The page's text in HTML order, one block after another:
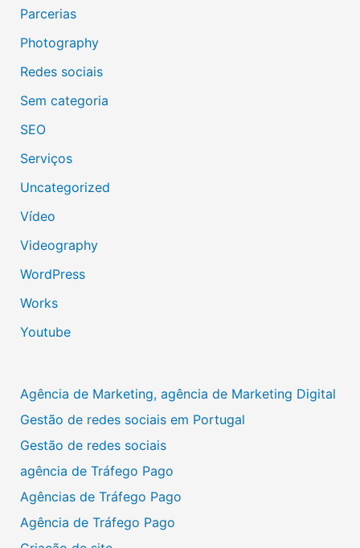
Parcerias
Photography
Redes sociais
Sem categoria
SEO
Serviços
Uncategorized
Vídeo
Videography
WordPress
Works
Youtube
Agência de Marketing, agência de Marketing Digital
Gestão de redes sociais em Portugal
Gestão de redes sociais
agência de Tráfego Pago
Agências de Tráfego Pago
Agência de Tráfego Pago